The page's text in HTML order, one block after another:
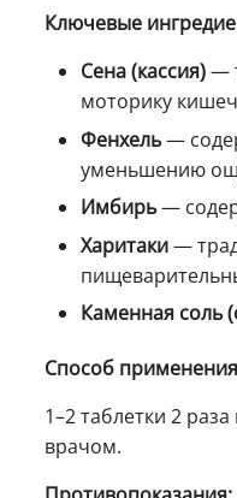
Ключевые
Сена (кассия)—
моторику
Фенхель—
уменьшению
Имбирь—
Харитаки—
Каменная соль
Способ
1–2 таблетки 2
врачом.